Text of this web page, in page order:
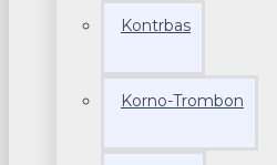
Kontrbas
Korno-Trombon